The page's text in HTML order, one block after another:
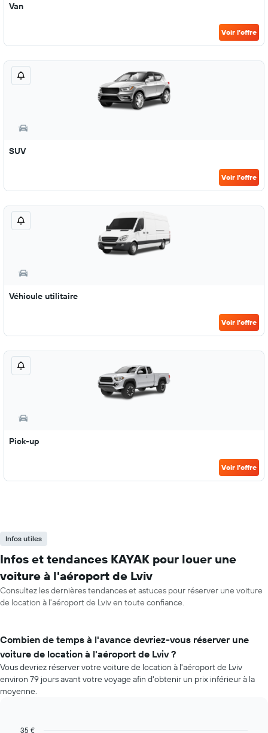
Van
Voir l’offre
SUV
Voir l’offre
Véhicule utilitaire
Voir l’offre
Pick-up
Voir l’offre
Infos utiles
Infos et tendances KAYAK pour louer une
voiture à l'aéroport de Lviv
Consultez les dernières tendances et astuces pour réserver une voiture
de location à l'aéroport de Lviv en toute confiance.
Combien de temps à l'avance devriez-vous réserver une
voiture de location à l'aéroport de Lviv ?
Vous devriez réserver votre voiture de location à l'aéroport de Lviv
environ 79 jours avant votre voyage afin d'obtenir un prix inférieur à la
moyenne.
Line
Chart
35 €